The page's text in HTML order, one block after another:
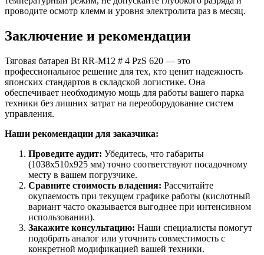
проводите осмотр клемм и уровня электролита раз в месяц.
Заключение и рекомендации
Тяговая батарея Bt RR-M12 # 4 PzS 620 — это
профессиональное решение для тех, кто ценит надежность
японских стандартов в складской логистике. Она
обеспечивает необходимую мощь для работы вашего парка
техники без лишних затрат на переоборудование систем
управления.
Наши рекомендации для заказчика:
Проведите аудит: Убедитесь, что габариты
(1038x510x925 мм) точно соответствуют посадочному
месту в вашем погрузчике.
Сравните стоимость владения: Рассчитайте
окупаемость при текущем графике работы (кислотный
вариант часто оказывается выгоднее при интенсивном
использовании).
Закажите консультацию: Наши специалисты помогут
подобрать аналог или уточнить совместимость с
конкретной модификацией вашей техники.